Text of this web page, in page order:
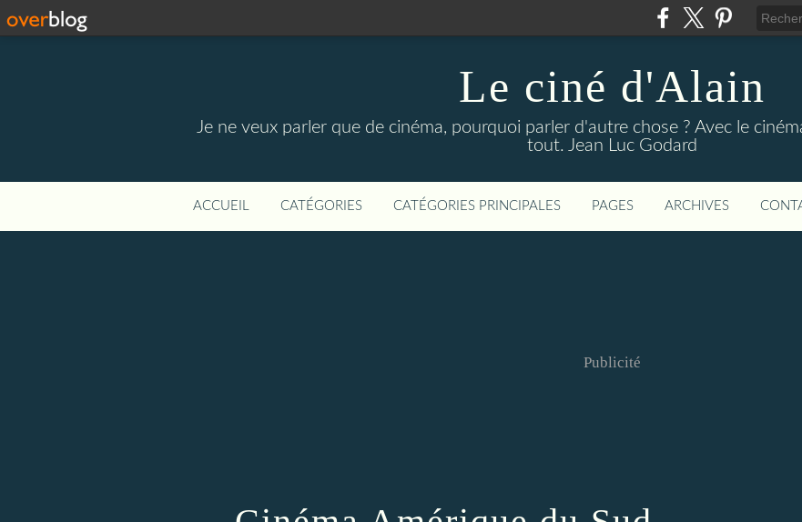
Le ciné d'Alain
Je ne veux parler que de cinéma, pourquoi parler d'autre chose ? Avec le
tout. Jean Luc Godard
ACCUEIL CATÉGORIES CATÉGORIES PRINCIPALES PAGES ARCHIVES
Publicité